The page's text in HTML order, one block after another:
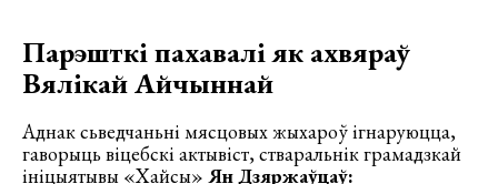
Парэшткі пахавалі як ахвяраў
Вялікай Айчыннай
Аднак сьведчаньні мясцовых жыхароў ігнаруюцца,
гаворыць віцебскі актывіст, стваральнік грамадзкай
ініцыятывы «Хайсы» Ян Дзяржаўцаў: